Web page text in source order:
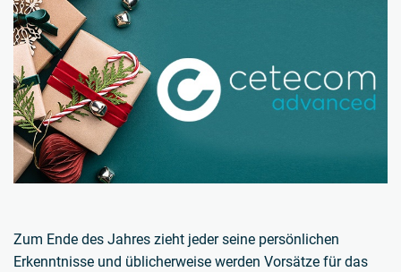
Zum Ende des Jahres zieht jeder seine persönlichen
Erkenntnisse und üblicherweise werden Vorsätze für das